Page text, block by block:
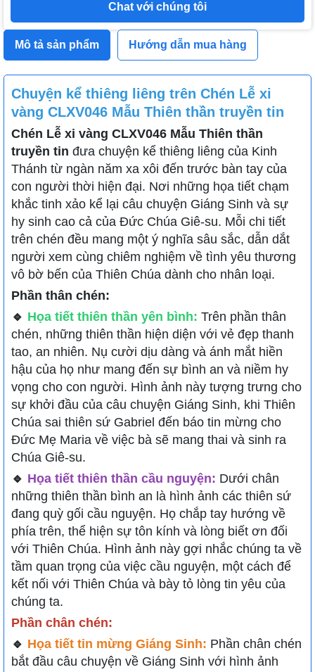
Chat với chúng tôi
Mô tả sản phẩm Hướng dẫn mua hàng
Chuyện kể thiêng liêng trên Chén Lễ xi
vàng CLXV046 Mẫu Thiên thần truyền tin
Chén Lễ xi vàng CLXV046 Mẫu Thiên thần
truyền tin đưa chuyện kể thiêng liêng của Kinh
Thánh từ ngàn năm xa xôi đến trước bàn tay của
con người thời hiện đại. Nơi những họa tiết chạm
khắc tinh xảo kể lại câu chuyện Giáng Sinh và sự
hy sinh cao cả của Đức Chúa Giê-su. Mỗi chi tiết
trên chén đều mang một ý nghĩa sâu sắc, dẫn dắt
người xem cùng chiêm nghiệm về tình yêu thương
vô bờ bến của Thiên Chúa dành cho nhân loại.
Phần thân chén:
🔹 Họa tiết thiên thần yên bình: Trên phần thân
chén, những thiên thần hiện diện với vẻ đẹp thanh
tao, an nhiên. Nụ cười dịu dàng và ánh mắt hiền
hậu của họ như mang đến sự bình an và niềm hy
vọng cho con người. Hình ảnh này tượng trưng cho
sự khởi đầu của câu chuyện Giáng Sinh, khi Thiên
Chúa sai thiên sứ Gabriel đến báo tin mừng cho
Đức Mẹ Maria về việc bà sẽ mang thai và sinh ra
Chúa Giê-su.
🔹 Họa tiết thiên thần cầu nguyện: Dưới chân
những thiên thần bình an là hình ảnh các thiên sứ
đang quỳ gối cầu nguyện. Họ chắp tay hướng về
phía trên, thể hiện sự tôn kính và lòng biết ơn đối
với Thiên Chúa. Hình ảnh này gợi nhắc chúng ta về
tầm quan trọng của việc cầu nguyện, một cách để
kết nối với Thiên Chúa và bày tỏ lòng tin yêu của
chúng ta.
Phần chân chén:
🔹 Họa tiết tin mừng Giáng Sinh: Phần chân chén
bắt đầu câu chuyện về Giáng Sinh với hình ảnh